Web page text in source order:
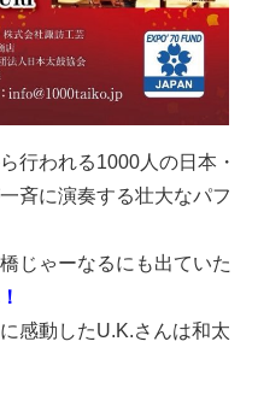
行われる1000人の日本・
斉に演奏する壮大なパフ
じゃーなるにも出ていた
感動したU.K.さんは和太